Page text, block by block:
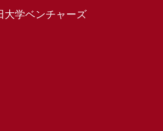
大学ベンチャーズ